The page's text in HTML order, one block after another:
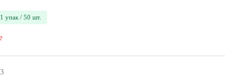
упак / 50 шт.